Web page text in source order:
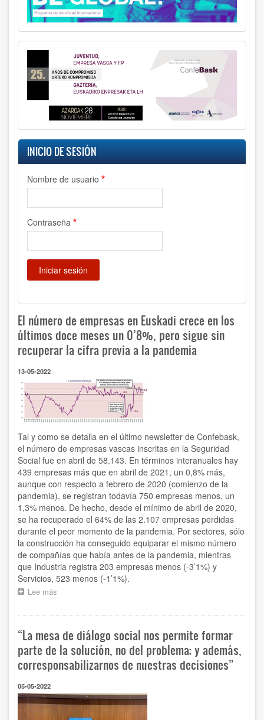
INICIO DE SESIÓN
Nombre de usuario
Contraseña
El número de empresas en Euskadi crece en los
últimos doce meses un 0’8%, pero sigue sin
recuperar la cifra previa a la pandemia
13-05-2022
Tal y como se detalla en el último newsletter de Confebask,
el número de empresas vascas inscritas en la Seguridad
Social fue en abril de 58.143. En términos interanuales hay
439 empresas más que en abril de 2021, un 0,8% más,
aunque con respecto a febrero de 2020 (comienzo de la
pandemia), se registran todavía 750 empresas menos, un
1,3% menos. De hecho, desde el mínimo de abril de 2020,
se ha recuperado el 64% de las 2.107 empresas perdidas
durante el peor momento de la pandemia. Por sectores, sólo
la construcción ha conseguido equiparar el mismo número
de compañías que había antes de la pandemia, mientras
que Industria registra 203 empresas menos (-3’1%) y
Servicios, 523 menos (-1’1%).
Lee más
empresas
en
Euskadi
crece
últimos
doce
“La mesa de diálogo social nos permite formar
parte de la solución, no del problema; y además,
corresponsabilizarnos de nuestras decisiones”
05-05-2022